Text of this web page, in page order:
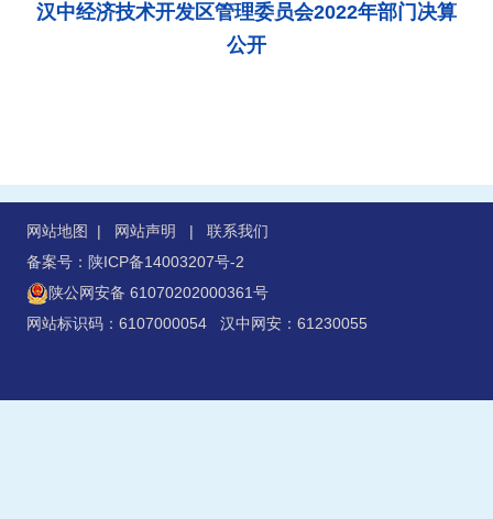
汉中经济技术开发区管理委员会2022年部门决算
公开
网站地图 | 网站声明 | 联系我们
备案号：陕ICP备14003207号-2
陕公网安备 61070202000361号
网站标识码：6107000054 汉中网安：61230055